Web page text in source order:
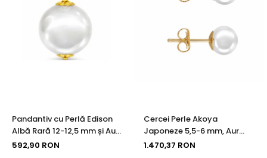
Pandantiv cu Perlă Edison
Albă Rară 12-12,5 mm și Aur
Galben 14K (aur 585) |
592,90 RON
Cercei Perle Akoya
Japoneze 5,5-6 mm, Aur
Galben 14K, Tip Șurub -
1.470,37 RON